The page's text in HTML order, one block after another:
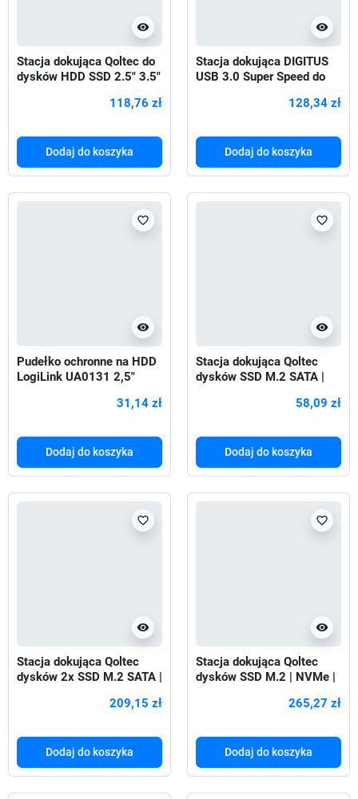
visibility
Stacja dokująca Qoltec do
dysków HDD SSD 2.5" 3.5"
118,76 zł
Dodaj do koszyka
visibility
Stacja dokująca DIGITUS
USB 3.0 Super Speed do
128,34 zł
Dodaj do koszyka
visibility
favorite_border
Pudełko ochronne na HDD
LogiLink UA0131 2,5"
31,14 zł
Dodaj do koszyka
visibility
favorite_border
Stacja dokująca Qoltec
dysków SSD M.2 SATA |
58,09 zł
Dodaj do koszyka
visibility
favorite_border
Stacja dokująca Qoltec
dysków 2x SSD M.2 SATA |
209,15 zł
Dodaj do koszyka
visibility
favorite_border
Stacja dokująca Qoltec
dysków SSD M.2 | NVMe |
265,27 zł
Dodaj do koszyka